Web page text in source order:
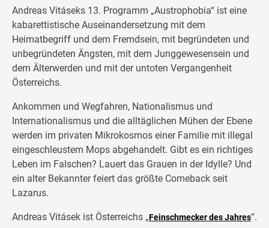
Andreas Vitáseks 13. Programm „Austrophobia“ ist eine
kabarettistische Auseinandersetzung mit dem
Heimatbegriff und dem Fremdsein, mit begründeten und
unbegründeten Ängsten, mit dem Junggewesensein und
dem Älterwerden und mit der untoten Vergangenheit
Österreichs.
Ankommen und Wegfahren, Nationalismus und
Internationalismus und die alltäglichen Mühen der Ebene
werden im privaten Mikrokosmos einer Familie mit illegal
eingeschleustem Mops abgehandelt. Gibt es ein richtiges
Leben im Falschen? Lauert das Grauen in der Idylle? Und
ein alter Bekannter feiert das größte Comeback seit
Lazarus.
Andreas Vitásek ist Österreichs „Feinschmecker des Jahres“.